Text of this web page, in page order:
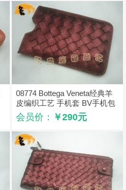
08774 Bottega Veneta经典羊
皮编织工艺 手机套 BV手机包
Bottega手机套 枣红色
会员价： ￥290元